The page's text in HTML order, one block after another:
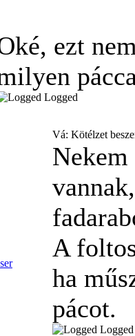
ezt
Logged
Vá: Kötélzet
A
ha
pácot.
Logged